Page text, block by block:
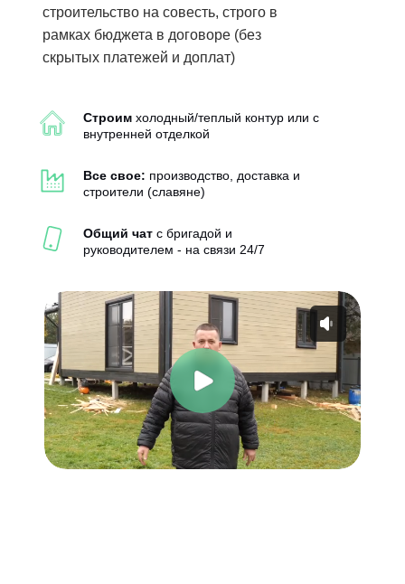
строительство на совесть, строго в
рамках бюджета в договоре (без
скрытых платежей и доплат)
Строим холодный/теплый контур или с
внутренней отделкой
Все свое: производство, доставка и
строители (славяне)
Общий чат с бригадой и
руководителем - на связи 24/7